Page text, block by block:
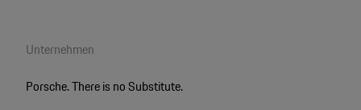
Unternehmen
Porsche. There is no Substitute.